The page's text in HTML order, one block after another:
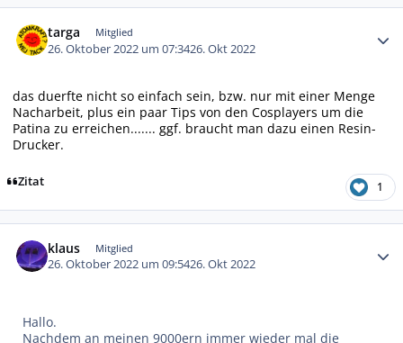
targa Mitglied
26. Oktober 2022 um 07:3426. Okt 2022
das duerfte nicht so einfach sein, bzw. nur mit einer Menge
Nacharbeit, plus ein paar Tips von den Cosplayers um die
Patina zu erreichen....... ggf. braucht man dazu einen Resin-
Drucker.
Zitat 1
klaus Mitglied
26. Oktober 2022 um 09:5426. Okt 2022
Hallo.
Nachdem an meinen 9000ern immer wieder mal die